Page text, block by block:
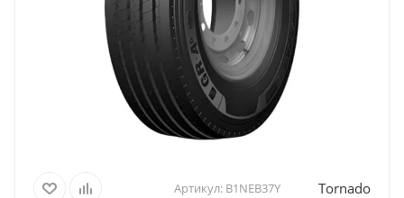
Артикул: B1NEB37Y Tornado